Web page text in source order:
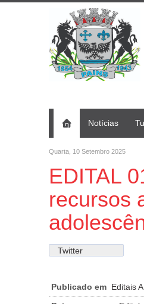
Notícias
Quarta, 10 Setembro 2025
EDITAL
recursos
Twitter
Publicado em Editais